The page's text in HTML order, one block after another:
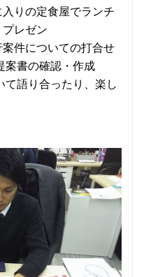
りの定食屋でランチ
レゼン
件についての打合せ
案書の確認・作成
て語り合ったり、楽し